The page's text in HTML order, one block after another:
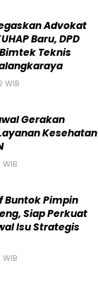
Advokat
Baru, DPD
Teknis
WIB
Gerakan
Kesehatan
Buntok Pimpin
Siap Perkuat
Isu Strategis